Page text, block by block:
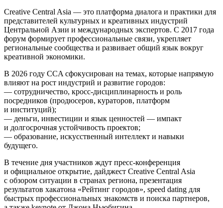
Creative Central Asia — это платформа диалога и практики для
представителей культурных и креативных индустрий
Центральной Азии и международных экспертов. С 2017 года
форум формирует профессиональные связи, укрепляет
региональные сообщества и развивает общий язык вокруг
креативной экономики.
В 2026 году CCA сфокусирован на темах, которые напрямую
влияют на рост индустрий и развитие городов:
— сотрудничество, кросс-дисциплинарность и роль
посредников (продюсеров, кураторов, платформ
и институций);
— деньги, инвестиции и язык ценностей — импакт
и долгосрочная устойчивость проектов;
— образование, искусственный интеллект и навыки
будущего.
В течение дня участников ждут пресс-конференция
и официальное открытие, дайджест Creative Central Asia
с обзором ситуации в странах региона, презентация
результатов хакатона «Рейтинг городов», speed dating для
быстрых профессиональных знакомств и поиска партнеров,